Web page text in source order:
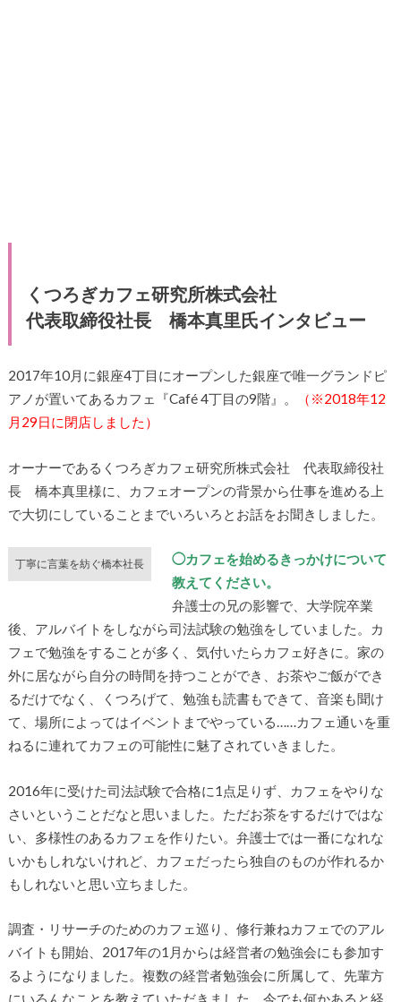
くつろぎカフェ研究所株式会社
代表取締役社長 橋本真里氏インタビュー
2017年10月に銀座4丁目にオープンした銀座で唯一グランドピ
アノが置いてあるカフェ『Café 4丁目の9階』。
（※2018年12
月29日に閉店しました）
オーナーであるくつろぎカフェ研究所株式会社 代表取締役社
長 橋本真里様に、カフェオープンの背景から仕事を進める上
で大切にしていることまでいろいろとお話をお聞きしました。
丁寧に言葉を紡ぐ橋本社長
◯カフェを始めるきっかけについて
教えてください。
弁護士の兄の影響で、大学院卒業
後、アルバイトをしながら司法試験の勉強をしていました。カ
フェで勉強をすることが多く、気付いたらカフェ好きに。家の
外に居ながら自分の時間を持つことができ、お茶やご飯ができ
るだけでなく、くつろげて、勉強も読書もできて、音楽も聞け
て、場所によってはイベントまでやっている……カフェ通いを重
ねるに連れてカフェの可能性に魅了されていきました。
2016年に受けた司法試験で合格に1点足りず、カフェをやりな
さいということだなと思いました。ただお茶をするだけではな
い、多様性のあるカフェを作りたい。弁護士では一番になれな
いかもしれないけれど、カフェだったら独自のものが作れるか
もしれないと思い立ちました。
調査・リサーチのためのカフェ巡り、修行兼ねカフェでのアル
バイトも開始、2017年の1月からは経営者の勉強会にも参加す
るようになりました。複数の経営者勉強会に所属して、先輩方
にいろんなことを教えていただきました。今でも何かあると経